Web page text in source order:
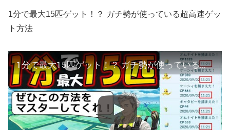
1分で最大15匹ゲット！？ ガチ勢が使っている超高速ゲッ
ト方法
1分で最大15匹ゲット！？ ガチ勢が使っている超高速ゲット方法を紹介します【ポケモンGO】